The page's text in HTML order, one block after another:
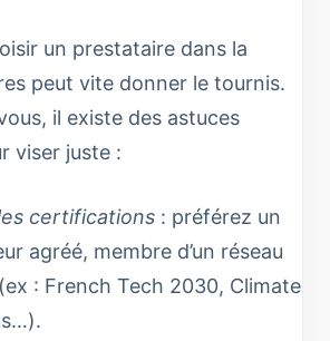
un prestataire dans la
peut vite donner le tournis.
il existe des astuces
viser juste :
certifications : préférez un
agréé, membre d’un réseau
: French Tech 2030, Climate